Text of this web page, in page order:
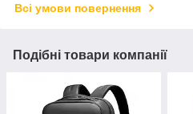
Всі умови повернення
Подібні товари компанії